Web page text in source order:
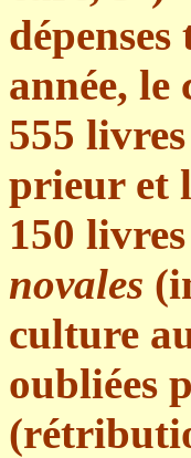
année,
555
prieur et
150
novales
culture
oubliées